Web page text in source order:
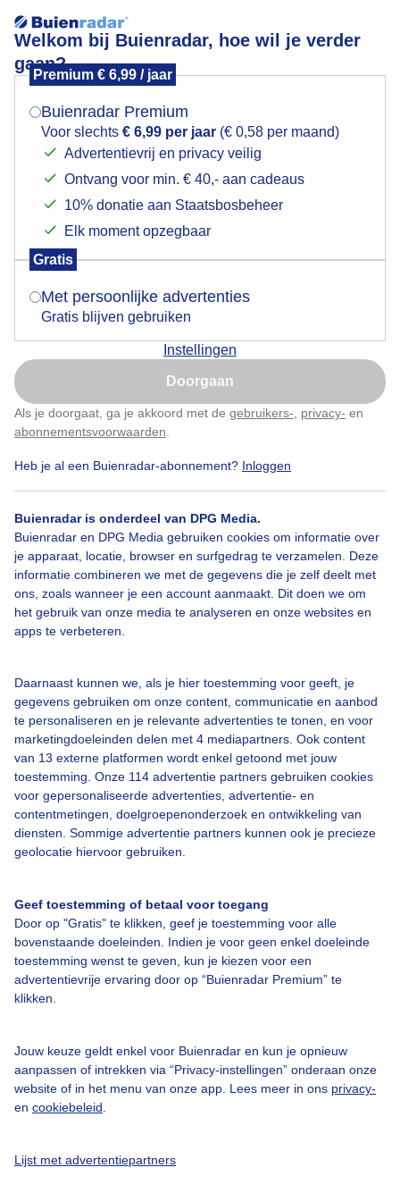
Welkom bij Buienradar, hoe wil je verder
gaan?
Premium € 6,99 / jaar
Buienradar Premium
Voor slechts € 6,99 per jaar (€ 0,58 per maand)
Advertentievrij en privacy veilig
Ontvang voor min. € 40,- aan cadeaus
10% donatie aan Staatsbosbeheer
Elk moment opzegbaar
Gratis
Met persoonlijke advertenties
Gratis blijven gebruiken
Instellingen
Doorgaan
Als je doorgaat, ga je akkoord met de gebruikers- privacy- en
abonnementsvoorwaarden
Heb je al een Buienradar-abonnement? Inloggen
Buienradar is onderdeel van DPG Media.
Buienradar en DPG Media gebruiken cookies om informatie over
je apparaat, locatie, browser en surfgedrag te verzamelen. Deze
informatie combineren we met de gegevens die je zelf deelt met
ons, zoals wanneer je een account aanmaakt. Dit doen we om
het gebruik van onze media te analyseren en onze websites en
apps te verbeteren.
Daarnaast kunnen we, als je hier toestemming voor geeft, je
gegevens gebruiken om onze content, communicatie en aanbod
te personaliseren en je relevante advertenties te tonen, en voor
marketingdoeleinden delen met 4 mediapartners. Ook content
van 13 externe platformen wordt enkel getoond met jouw
toestemming. Onze 114 advertentie partners gebruiken cookies
voor gepersonaliseerde advertenties, advertentie- en
contentmetingen, doelgroepenonderzoek en ontwikkeling van
diensten. Sommige advertentie partners kunnen ook je precieze
geolocatie hiervoor gebruiken.
Geef toestemming of betaal voor toegang
Door op "Gratis" te klikken, geef je toestemming voor alle
bovenstaande doeleinden. Indien je voor geen enkel doeleinde
toestemming wenst te geven, kun je kiezen voor een
advertentievrije ervaring door op “Buienradar Premium” te
klikken.
Jouw keuze geldt enkel voor Buienradar en kun je opnieuw
aanpassen of intrekken via “Privacy-instellingen” onderaan onze
website of in het menu van onze app. Lees meer in ons privacy-
en cookiebeleid
Lijst met advertentiepartners
Paddenstoelen
Paddenstoelen
Door: Cynthia Van Leusden Gemaakt: 28-11-2025, 56x bekeken
Bekijk slideshow
Een moment geduld aub...
Over Buienradar
Veelgestelde vragen
Contact
Toegankelijkheid
Buienradar Team
Privacy instellingen
Mogen we je locatie gebruiken voor het
Indien je hier nog geen akkoord op hebt gegeven,
verschijnt er zo een pop-up uit je browser waarin
Is goed, toon de popup
Nu niet, misschien later
Klik hierom dit aan te passen